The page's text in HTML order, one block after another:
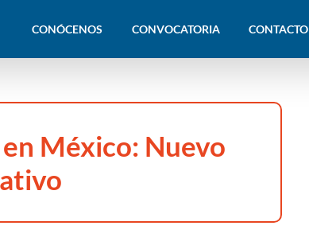
CONÓCENOS CONVOCATORIA CONTACTO
México: Nuevo